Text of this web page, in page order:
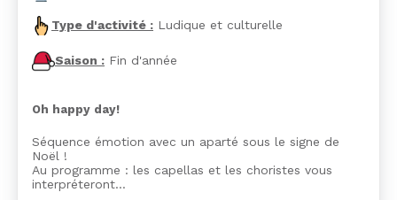
Type d'activité : Ludique et culturelle
Saison : Fin d'année
Oh happy day!
Séquence émotion avec un aparté sous le signe de
Noël !
Au programme : les capellas et les choristes vous
interpréteront…